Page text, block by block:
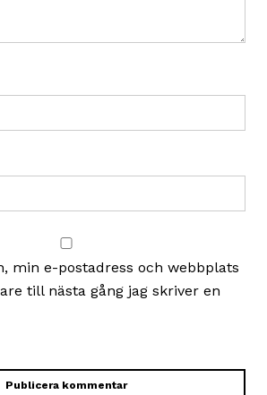
min e-postadress och webbplats
till nästa gång jag skriver en